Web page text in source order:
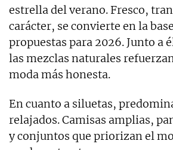
estrella del verano. Fresco,
carácter, se convierte en la
propuestas para 2026. Junto a
las mezclas naturales
moda más honesta.
En cuanto a siluetas,
relajados. Camisas amplias,
y conjuntos que priorizan el